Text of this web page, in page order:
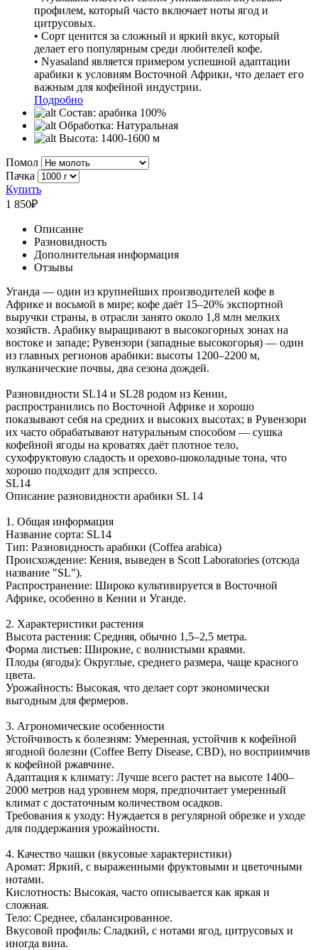
профилем, который часто включает ноты ягод и
цитрусовых.
• Сорт ценится за сложный и яркий вкус, который
делает его популярным среди любителей кофе.
• Nyasaland является примером успешной адаптации
арабики к условиям Восточной Африки, что делает его
важным для кофейной индустрии.
Подробно
Состав: арабика 100%
Обработка: Натуральная
Высота: 1400-1600 м
Помол
Пачка
Купить
1 850₽
Описание
Разновидность
Дополнительная информация
Отзывы
Уганда — один из крупнейших производителей кофе в
Африке и восьмой в мире; кофе даёт 15–20% экспортной
выручки страны, в отрасли занято около 1,8 млн мелких
хозяйств. Арабику выращивают в высокогорных зонах на
востоке и западе; Рувензори (западные высокогорья) — один
из главных регионов арабики: высоты 1200–2200 м,
вулканические почвы, два сезона дождей.
Разновидности SL14 и SL28 родом из Кении,
распространились по Восточной Африке и хорошо
показывают себя на средних и высоких высотах; в Рувензори
их часто обрабатывают натуральным способом — сушка
кофейной ягоды на кроватях даёт плотное тело,
сухофруктовую сладость и орехово-шоколадные тона, что
хорошо подходит для эспрессо.
SL14
Описание разновидности арабики SL 14
1. Общая информация
Название сорта: SL14
Тип: Разновидность арабики (Coffea arabica)
Происхождение: Кения, выведен в Scott Laboratories (отсюда
название "SL").
Распространение: Широко культивируется в Восточной
Африке, особенно в Кении и Уганде.
2. Характеристики растения
Высота растения: Средняя, обычно 1,5–2,5 метра.
Форма листьев: Широкие, с волнистыми краями.
Плоды (ягоды): Округлые, среднего размера, чаще красного
цвета.
Урожайность: Высокая, что делает сорт экономически
выгодным для фермеров.
3. Агрономические особенности
Устойчивость к болезням: Умеренная, устойчив к кофейной
ягодной болезни (Coffee Berry Disease, CBD), но восприимчив
к кофейной ржавчине.
Адаптация к климату: Лучше всего растет на высоте 1400–
2000 метров над уровнем моря, предпочитает умеренный
климат с достаточным количеством осадков.
Требования к уходу: Нуждается в регулярной обрезке и уходе
для поддержания урожайности.
4. Качество чашки (вкусовые характеристики)
Аромат: Яркий, с выраженными фруктовыми и цветочными
нотами.
Кислотность: Высокая, часто описывается как яркая и
сложная.
Тело: Среднее, сбалансированное.
Вкусовой профиль: Сладкий, с нотами ягод, цитрусовых и
иногда вина.